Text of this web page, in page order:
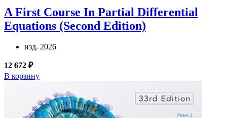
A First Course In Partial Differential
Equations (Second Edition)
изд. 2026
12 672 ₽
В корзину